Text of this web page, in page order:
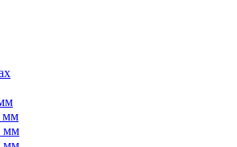
мм
мм